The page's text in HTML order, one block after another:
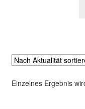
Einzelnes Ergebnis